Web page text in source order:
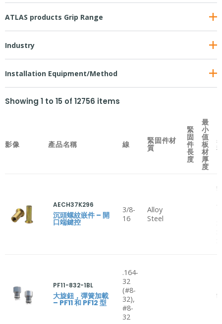
ATLAS products Grip Range
Industry
Installation Equipment/Method
Showing 1 to 15 of 12756 items
影像 產品名稱 線 緊固件材
質
緊
固
件
長
度
最
小
值
板
材
厚
度
AECH37K296
沉頭螺紋嵌件 – 開
口端鍵控
3/8-
16
Alloy
Steel
PF11-832-1BL
大旋鈕，彈簧加載
– PF11 和 PF12 型
.164-
32
(#8-
32),
#8-
32